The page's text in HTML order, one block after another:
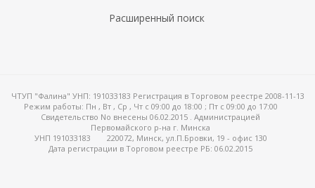
Расширенный поиск
ЧТУП "Фалина" УНП: 191033183 Регистрация в Торговом реестре 2008-11-13
Режим работы: Пн , Вт , Ср , Чт c 09:00 до 18:00 ; Пт c 09:00 до 17:00
Свидетельство No внесены 06.02.2015 . Администрацией
Первомайского р-на г. Минска
УНП 191033183
220072, Минск, ул.П.Бровки, 19 - офис 130
Дата регистрации в Торговом реестре РБ: 06.02.2015